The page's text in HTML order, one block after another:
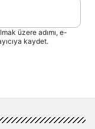
üzere adımı, e-
kaydet.